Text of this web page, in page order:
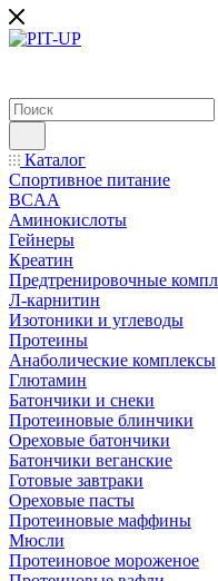
Каталог
Спортивное питание
BCAA
Аминокислоты
Гейнеры
Креатин
Предтренировочные
Л-карнитин
Изотоники и углеводы
Протеины
Анаболические комплексы
Глютамин
Батончики и снеки
Протеиновые блинчики
Ореховые батончики
Батончики веганские
Готовые завтраки
Ореховые пасты
Протеиновые маффины
Мюсли
Протеиновое мороженое